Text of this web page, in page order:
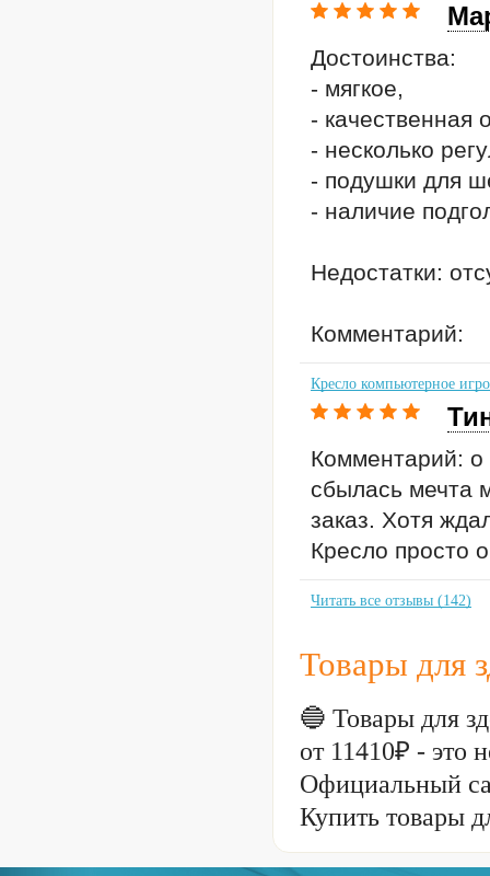
Достоинства:
- мягкое,
- качественная
- несколько
- подушки для
- наличие
Недостатки:
Комментарий:
Кресло компьютерное
Комментарий: о
сбылась мечта
заказ. Хотя
Кресло просто
Читать все отзывы (142)
Товары для
🔵 Товары для
от 11410₽ -
Официальный
Купить товары